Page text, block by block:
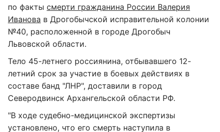
по факты смерти гражданина России Валерия
Иванова в Дрогобычской исправительной колонии
№40, расположенной в городе Дрогобыч
Львовской области.
Тело 45-летнего россиянина, отбывавшего 12-
летний срок за участие в боевых действиях в
составе банд "ЛНР", доставили в город
Северодвинск Архангельской области РФ.
"В ходе судебно-медицинской экспертизы
установлено, что его смерть наступила в